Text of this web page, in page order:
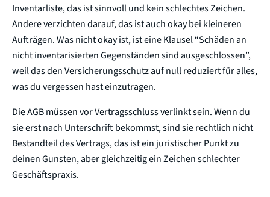
Inventarliste, das ist sinnvoll und kein schlechtes Zeichen.
Andere verzichten darauf, das ist auch okay bei kleineren
Aufträgen. Was nicht okay ist, ist eine Klausel “Schäden an
nicht inventarisierten Gegenständen sind ausgeschlossen”,
weil das den Versicherungsschutz auf null reduziert für alles,
was du vergessen hast einzutragen.
Die AGB müssen vor Vertragsschluss verlinkt sein. Wenn du
sie erst nach Unterschrift bekommst, sind sie rechtlich nicht
Bestandteil des Vertrags, das ist ein juristischer Punkt zu
deinen Gunsten, aber gleichzeitig ein Zeichen schlechter
Geschäftspraxis.